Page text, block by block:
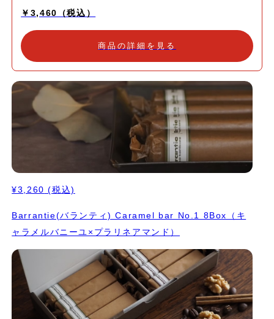
￥3,460（税込）
商品の詳細を見る
¥3,260 (税込)
Barrantie(バランティ) Caramel bar No.1 8Box（キ
ャラメルバニーユ×プラリネアマンド）